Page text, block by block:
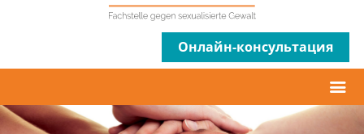
Онлайн-консультация